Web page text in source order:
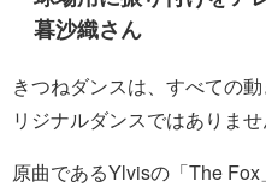
暮沙織さん
きつねダンスは、すべての
リジナルダンスではありませ
原曲であるYlvisの「The